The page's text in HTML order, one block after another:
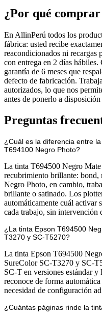
¿Por qué
En AllinPerú todos los
fábrica: usted recibe
reacondicionados ni recargas
con entrega en 2 días
garantía de 6 meses que
defecto de fabricación.
autorizados, lo que nos
antes de ponerlo a
Preguntas
¿Cuál es la diferencia entre
T694100 Negro Photo?
La tinta T694500 Negro Mate
recubrimiento brillante:
Negro Photo, en cambio,
brillante o satinado. Los
automáticamente cuál activar
cada trabajo, sin intervención
¿La tinta Epson T694500
T3270 y SC-T5270?
La tinta Epson T694500
SureColor SC-T3270 y SC-
SC-T en versiones estándar
reconoce de forma
necesidad de configuración
¿Cuántas páginas rinde la